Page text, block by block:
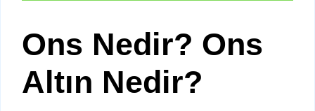
Ons Nedir? Ons
Altın Nedir?